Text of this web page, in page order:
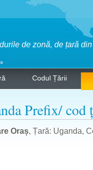
de zonă, de țară
»
Codul Țării
Prefix/ cod
Oraș, Țară: Uganda,